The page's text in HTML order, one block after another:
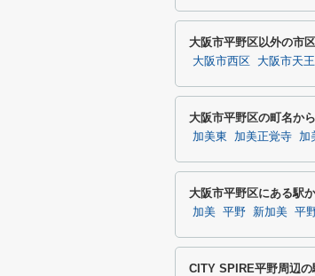
大阪市平野区以外の市
大阪市西区 大阪市天
大阪市平野区の町名か
加美東 加美正覚寺 加
大阪市平野区にある駅
加美 平野 新加美 平
CITY SPIRE平野周辺